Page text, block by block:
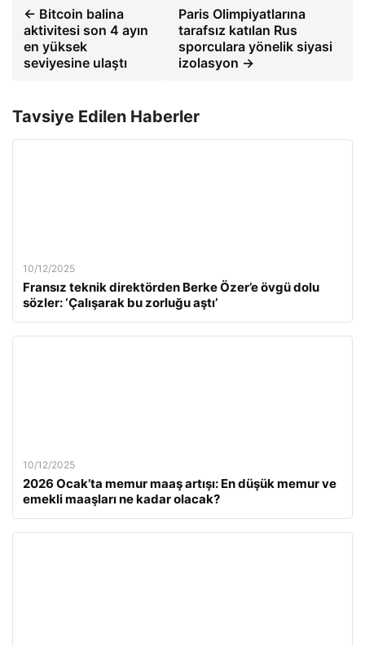
← Bitcoin balina
aktivitesi son 4 ayın
en yüksek
seviyesine ulaştı
Paris Olimpiyatlarına
tarafsız katılan Rus
sporculara yönelik siyasi
izolasyon →
Tavsiye Edilen Haberler
10/12/2025
Fransız teknik direktörden Berke Özer’e övgü dolu
sözler: ‘Çalışarak bu zorluğu aştı’
10/12/2025
2026 Ocak’ta memur maaş artışı: En düşük memur ve
emekli maaşları ne kadar olacak?